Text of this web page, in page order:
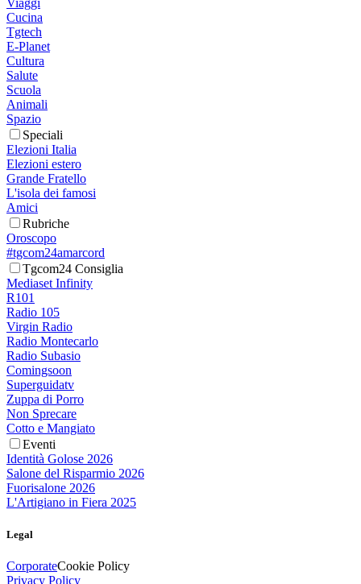
Viaggi
Cucina
Tgtech
E-Planet
Cultura
Salute
Scuola
Animali
Spazio
Speciali
Elezioni Italia
Elezioni estero
Grande Fratello
L'isola dei famosi
Amici
Rubriche
Oroscopo
#tgcom24amarcord
Tgcom24 Consiglia
Mediaset Infinity
R101
Radio 105
Virgin Radio
Radio Montecarlo
Radio Subasio
Comingsoon
Superguidatv
Zuppa di Porro
Non Sprecare
Cotto e Mangiato
Eventi
Identità Golose 2026
Salone del Risparmio 2026
Fuorisalone 2026
L'Artigiano in Fiera 2025
Legal
CorporateCookie Policy
Privacy Policy